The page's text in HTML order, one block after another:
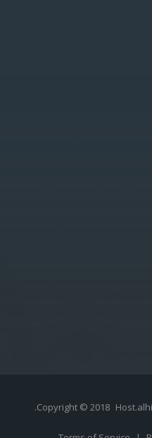
Copyright © 2018